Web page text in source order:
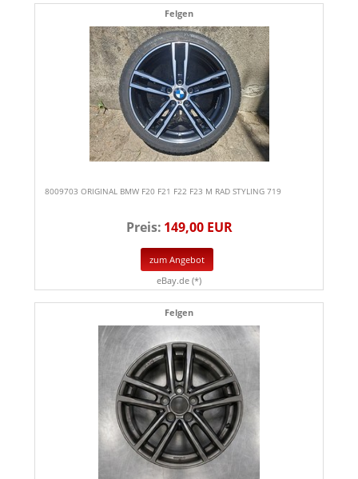
Felgen
8009703 ORIGINAL BMW F20 F21 F22 F23 M RAD STYLING 719
Preis: 149,00 EUR
zum Angebot
eBay.de (*)
Felgen